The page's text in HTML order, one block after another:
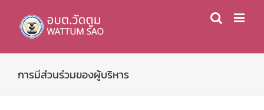
content
การมีส่วนร่วมของผู้บริหาร